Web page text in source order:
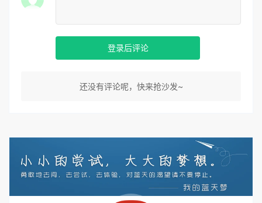
登录后评论
还没有评论呢，快来抢沙发~